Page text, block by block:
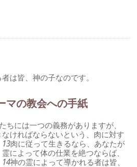
は皆、神の子なのです。
マの教会への手紙
ちには一つの義務がありますが、
ければならないという、肉に対す
13肉に従って生きるなら、あなたが
によって体の仕業を絶つならば、
14神の霊によって導かれる者は皆、